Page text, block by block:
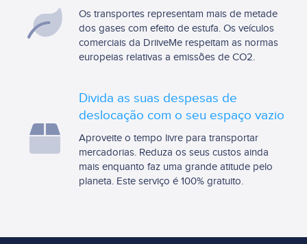
Os transportes representam mais de metade
dos gases com efeito de estufa. Os veículos
comerciais da DriiveMe respeitam as normas
europeias relativas a emissões de CO2.
Divida as suas despesas de
deslocação com o seu espaço vazio
Aproveite o tempo livre para transportar
mercadorias. Reduza os seus custos ainda
mais enquanto faz uma grande atitude pelo
planeta. Este serviço é 100% gratuito.